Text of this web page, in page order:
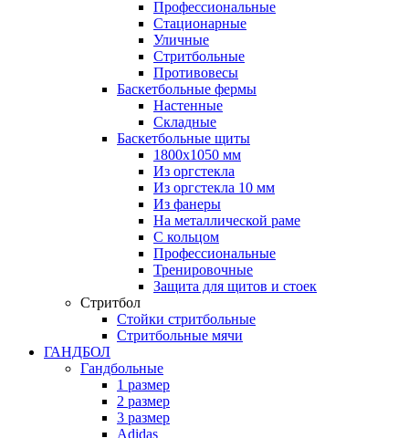
Профессиональные
Стационарные
Уличные
Стритбольные
Противовесы
Баскетбольные фермы
Настенные
Складные
Баскетбольные щиты
1800х1050 мм
Из оргстекла
Из оргстекла 10 мм
Из фанеры
На металлической раме
С кольцом
Профессиональные
Тренировочные
Защита для щитов и стоек
Стритбол
Стойки стритбольные
Стритбольные мячи
ГАНДБОЛ
Гандбольные
1 размер
2 размер
3 размер
Adidas